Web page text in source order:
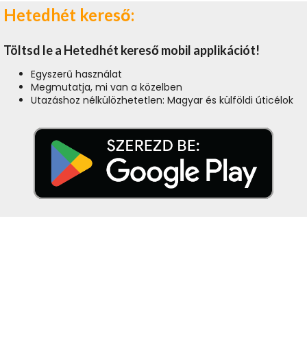
Hetedhét kereső:
Töltsd le a Hetedhét kereső mobil applikációt!
Egyszerű használat
Megmutatja, mi van a közelben
Utazáshoz nélkülözhetetlen: Magyar és külföldi úticélok